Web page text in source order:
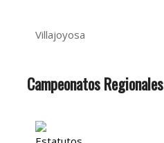
Villajoyosa
Campeonatos Regionales